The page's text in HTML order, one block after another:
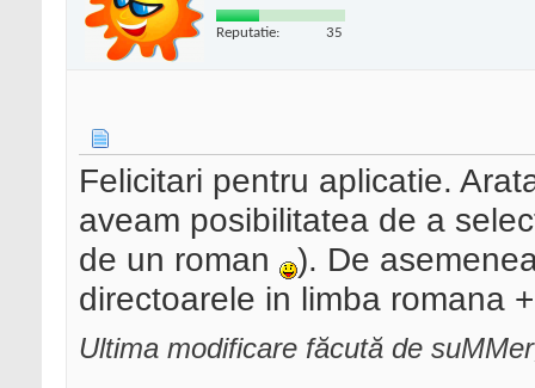
Reputatie: 35
Felicitari pentru aplicatie.
aveam posibilitatea de a
de un roman
). De
directoarele in limba romana
Ultima modificare făcută de